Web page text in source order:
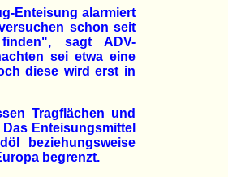
Enteisung alarmiert
schon seit
sagt ADV-
sei etwa eine
diese wird erst in
Tragflächen und
Enteisungsmittel
beziehungsweise
begrenzt.